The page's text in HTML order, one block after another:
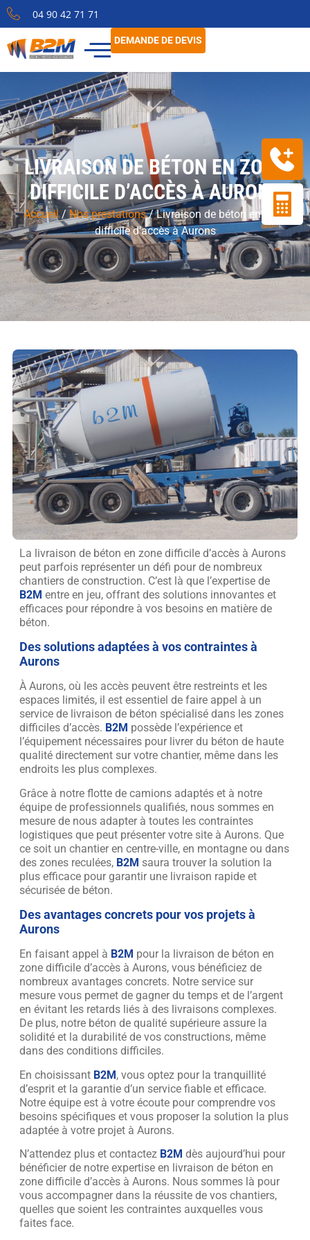
04 90 42 71 71
DEMANDE DE DEVIS
LIVRAISON DE BÉTON EN ZONE
DIFFICILE D’ACCÈS À AURONS
Accueil/ Nos prestations/Livraison de béton en zone
difficile d’accès à Aurons
La livraison de béton en zone difficile d’accès à Aurons
peut parfois représenter un défi pour de nombreux
chantiers de construction. C’est là que l’expertise de
B2M entre en jeu, offrant des solutions innovantes et
efficaces pour répondre à vos besoins en matière de
béton.
Des solutions adaptées à vos contraintes à
Aurons
À Aurons, où les accès peuvent être restreints et les
espaces limités, il est essentiel de faire appel à un
service de livraison de béton spécialisé dans les zones
difficiles d’accès. B2M possède l’expérience et
l’équipement nécessaires pour livrer du béton de haute
qualité directement sur votre chantier, même dans les
endroits les plus complexes.
Grâce à notre flotte de camions adaptés et à notre
équipe de professionnels qualifiés, nous sommes en
mesure de nous adapter à toutes les contraintes
logistiques que peut présenter votre site à Aurons. Que
ce soit un chantier en centre-ville, en montagne ou dans
des zones reculées, B2M saura trouver la solution la
plus efficace pour garantir une livraison rapide et
sécurisée de béton.
Des avantages concrets pour vos projets à
Aurons
En faisant appel à B2M pour la livraison de béton en
zone difficile d’accès à Aurons, vous bénéficiez de
nombreux avantages concrets. Notre service sur
mesure vous permet de gagner du temps et de l’argent
en évitant les retards liés à des livraisons complexes.
De plus, notre béton de qualité supérieure assure la
solidité et la durabilité de vos constructions, même
dans des conditions difficiles.
En choisissant B2M, vous optez pour la tranquillité
d’esprit et la garantie d’un service fiable et efficace.
Notre équipe est à votre écoute pour comprendre vos
besoins spécifiques et vous proposer la solution la plus
adaptée à votre projet à Aurons.
N’attendez plus et contactez B2M dès aujourd’hui pour
bénéficier de notre expertise en livraison de béton en
zone difficile d’accès à Aurons. Nous sommes là pour
vous accompagner dans la réussite de vos chantiers,
quelles que soient les contraintes auxquelles vous
faites face.